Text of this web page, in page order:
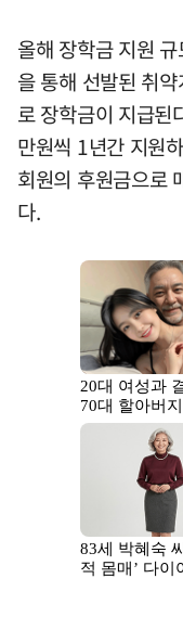
올해 장학금 지원
을 통해 선발된 취
로 장학금이 지급
만원씩 1년간 지원
회원의 후원금으로
다.